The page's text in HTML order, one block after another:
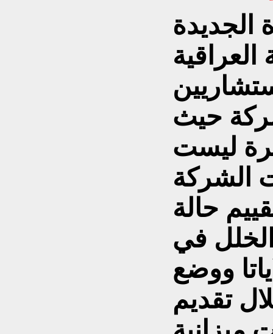
الجديدة
حيث
ليست
الشركة
حالة
في
ووضع
تقديم